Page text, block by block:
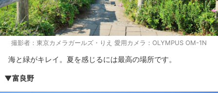
撮影者：東京カメラガールズ・りえ 愛用カメラ：OLYMPUS OM-1N
海と緑がキレイ。夏を感じるには最高の場所です。
▼富良野